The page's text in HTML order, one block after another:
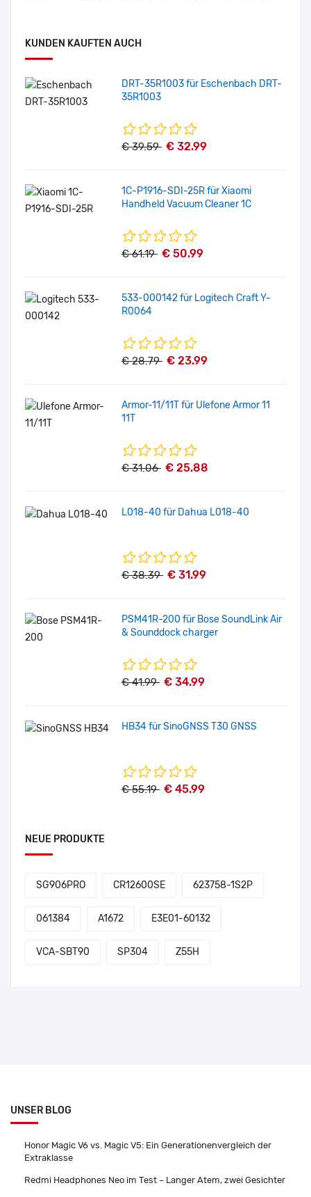
KUNDEN KAUFTEN AUCH
DRT-35R1003 für Eschenbach DRT-
35R1003
€ 39.59 € 32.99
1C-P1916-SDI-25R für Xiaomi
Handheld Vacuum Cleaner 1C
€ 61.19 € 50.99
533-000142 für Logitech Craft Y-
R0064
€ 28.79 € 23.99
Armor-11/11T für Ulefone Armor 11
11T
€ 31.06 € 25.88
L018-40 für Dahua L018-40
€ 38.39 € 31.99
PSM41R-200 für Bose SoundLink Air
& Sounddock charger
€ 41.99 € 34.99
HB34 für SinoGNSS T30 GNSS
€ 55.19 € 45.99
NEUE PRODUKTE
SG906PRO CR12600SE 623758-1S2P
061384 A1672 E3E01-60132
VCA-SBT90 SP304 Z55H
UNSER BLOG
Honor Magic V6 vs. Magic V5: Ein Generationenvergleich der
Extraklasse
Redmi Headphones Neo im Test – Langer Atem, zwei Gesichter